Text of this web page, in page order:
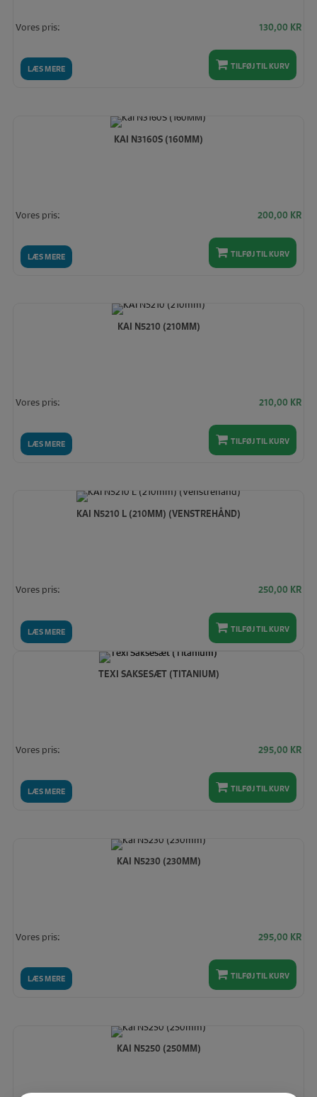
LÆS MERE
Vores pris: 130,00 KR
TILFØJ TIL KURV
KAI N3160S (160MM)
LÆS MERE
Vores pris: 200,00 KR
TILFØJ TIL KURV
KAI N5210 (210MM)
LÆS MERE
Vores pris: 210,00 KR
TILFØJ TIL KURV
KAI N5210 L (210MM) (VENSTREHÅND)
LÆS MERE
Vores pris: 250,00 KR
TILFØJ TIL KURV
TEXI SAKSESÆT (TITANIUM)
LÆS MERE
Vores pris: 295,00 KR
TILFØJ TIL KURV
KAI N5230 (230MM)
LÆS MERE
Vores pris: 295,00 KR
TILFØJ TIL KURV
KAI N5250 (250MM)